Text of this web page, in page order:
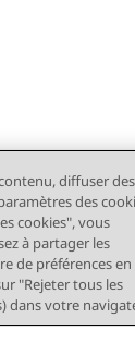
diffuser des
des
cookies", vous
à partager les
de préférences en
"Rejeter tous les
dans votre